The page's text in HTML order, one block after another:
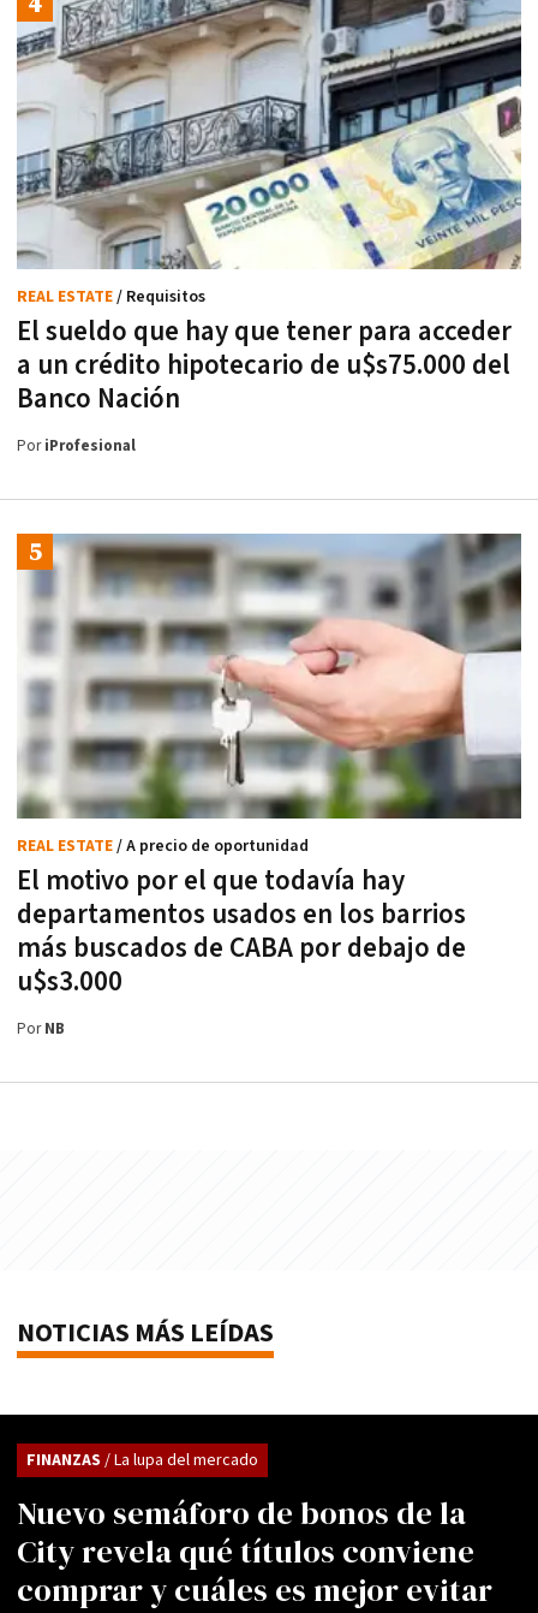
El sueldo que hay que tener para acceder
a un crédito hipotecario de u$s75.000 del
Banco Nación
REAL ESTATE/ Requisitos
PoriProfesional
El motivo por el que todavía hay
departamentos usados en los barrios
más buscados de CABA por debajo de
u$s3.000
REAL ESTATE/ A precio de oportunidad
PorNB
NOTICIAS MÁS LEÍDAS
Nuevo semáforo de bonos de la
City revela qué títulos conviene
comprar y cuáles es mejor evitar
FINANZAS / La lupa del mercado